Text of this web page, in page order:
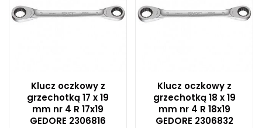
Klucz oczkowy z
grzechotką 17 x 19
mm nr 4 R 17x19
GEDORE 2306816
Klucz oczkowy z
grzechotką 18 x 19
mm nr 4 R 18x19
GEDORE 2306832